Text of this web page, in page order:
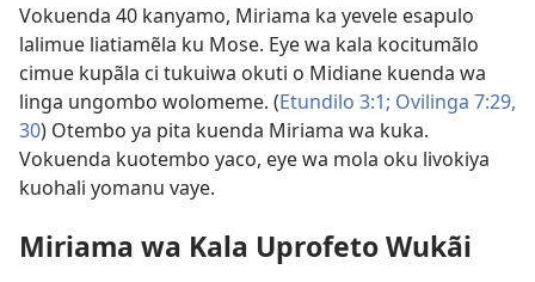
Vokuenda 40 kanyamo, Miriama ka yevele esapulo
lalimue liatiamẽla ku Mose. Eye wa kala kocitumãlo
cimue kupãla ci tukuiwa okuti o Midiane kuenda wa
linga ungombo wolomeme. (Etundilo 3:1; Ovilinga 7:29,
30) Otembo ya pita kuenda Miriama wa kuka.
Vokuenda kuotembo yaco, eye wa mola oku livokiya
kuohali yomanu vaye.
Miriama wa Kala Uprofeto Wukãi